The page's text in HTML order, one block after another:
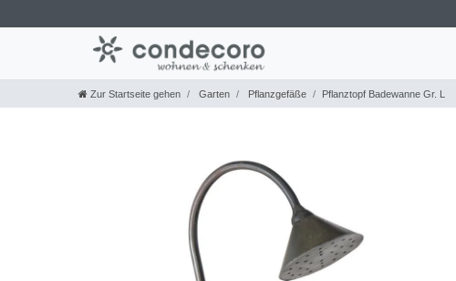
Zur Startseite gehen Garten Pflanzgefäße Pflanztopf Badewanne Gr. L